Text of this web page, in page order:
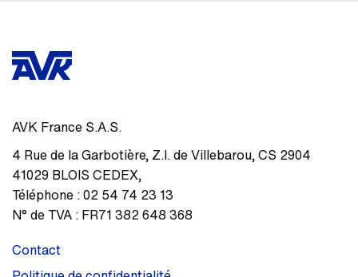
AVK France S.A.S.
4 Rue de la Garbotière, Z.I. de Villebarou, CS 2904
41029 BLOIS CEDEX,
Téléphone :02 54 74 23 13
N° de TVA : FR71 382 648 368
Contact